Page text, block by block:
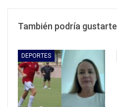
También podría gustarte
DEPORTES